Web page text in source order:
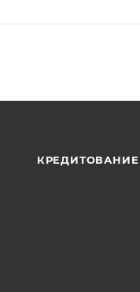
КРЕДИТОВАНИЕ